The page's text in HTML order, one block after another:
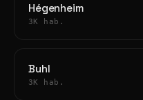
Hégenheim
3K hab.
Buhl
3K hab.